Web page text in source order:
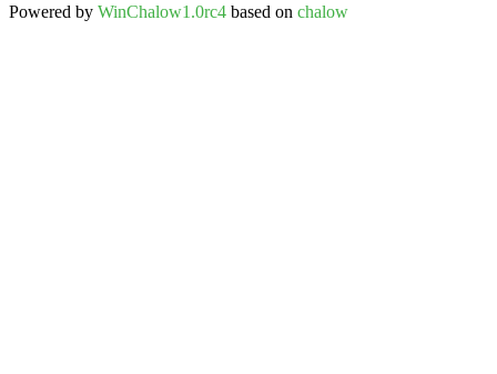
Powered by WinChalow1.0rc4 based on chalow